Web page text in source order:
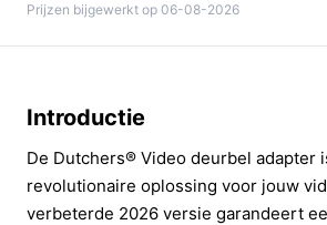
Prijzen bijgewerkt op 06-08-2026
Introductie
De Dutchers® Video deurbel adapter
revolutionaire oplossing voor jouw
verbeterde 2026 versie garandeert